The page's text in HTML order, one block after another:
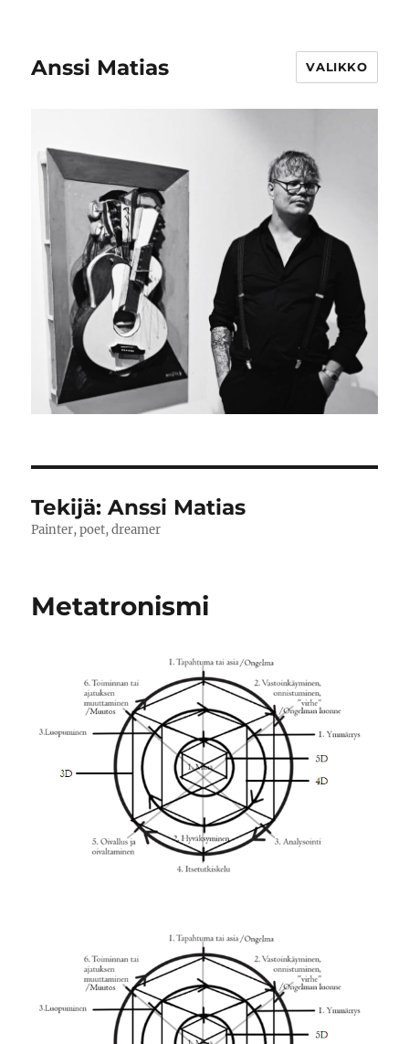
Anssi Matias VALIKKO
Tekijä:Anssi Matias
Painter, poet, dreamer
Metatronismi